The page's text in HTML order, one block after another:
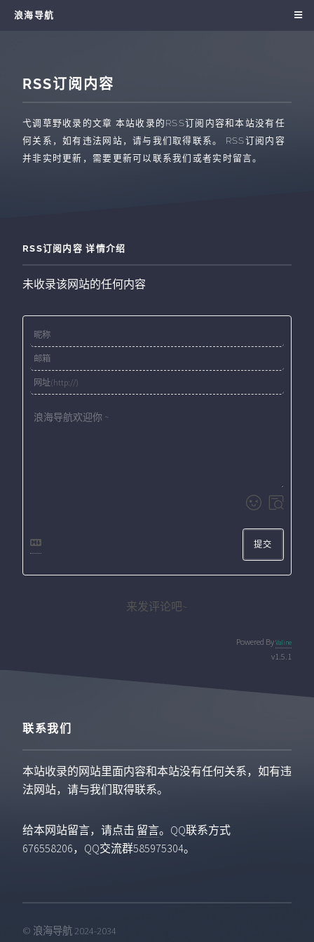
浪海导航
RSS订阅内容
弋调草野收录的文章 本站收录的RSS订阅内容和本站没有任
何关系，如有违法网站，请与我们取得联系。 RSS订阅内容
并非实时更新，需要更新可以联系我们或者实时留言。
RSS订阅内容 详情介绍
未收录该网站的任何内容
提交
来发评论吧~
Powered ByValine
v1.5.1
联系我们
本站收录的网站里面内容和本站没有任何关系，如有违
法网站，请与我们取得联系。
给本网站留言，请点击 留言。QQ联系方式
676558206，QQ交流群585975304。
© 浪海导航 2024-2034